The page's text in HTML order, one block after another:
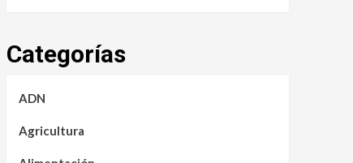
Categorías
ADN
Agricultura